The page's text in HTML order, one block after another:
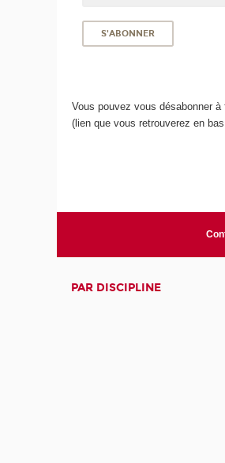
Vous pouvez vous désabonner
(lien que vous retrouverez en
PAR DISCIPLINE